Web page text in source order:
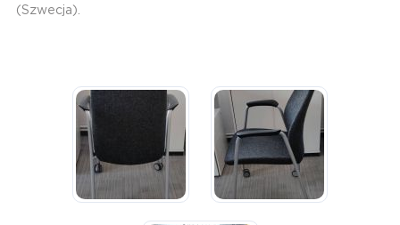
(Szwecja).